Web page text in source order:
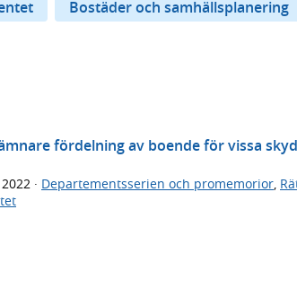
Bostäder och samhällsplanering
fördelning av boende för vissa
· Departementsserien och promemorior